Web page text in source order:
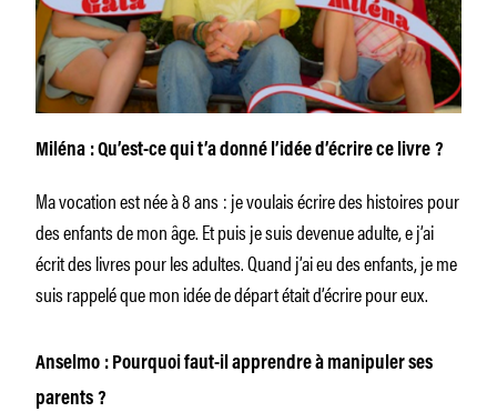
Miléna : Qu’est-ce qui t’a donné l’idée d’écrire ce livre ?
Ma vocation est née à 8 ans : je voulais écrire des histoires pour
des enfants de mon âge. Et puis je suis devenue adulte, e j’ai
écrit des livres pour les adultes. Quand j’ai eu des enfants, je me
suis rappelé que mon idée de départ était d’écrire pour eux.
Anselmo : Pourquoi faut-il apprendre à manipuler ses
parents ?